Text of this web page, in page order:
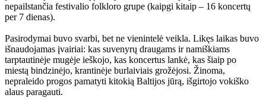
nepailstančia festivalio folkloro grupe (kaipgi kitaip – 16 koncertų
per 7 dienas).
Pasirodymai buvo svarbi, bet ne vienintelė veikla. Likęs laikas buvo
išnaudojamas įvairiai: kas suvenyrų draugams ir namiškiams
tarptautinėje mugėje ieškojo, kas koncertus lankė, kas šiaip po
miestą bindzinėjo, krantinėje burlaiviais grožėjosi. Žinoma,
nepraleido progos pamatyti kitokią Baltijos jūrą, išgirtojo vokiško
alaus paragauti.